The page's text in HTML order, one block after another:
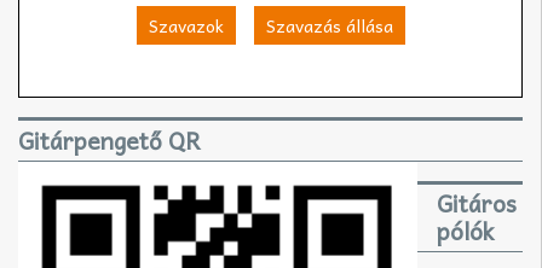
Szavazok Szavazás állása
Gitárpengető QR
Gitáros
pólók